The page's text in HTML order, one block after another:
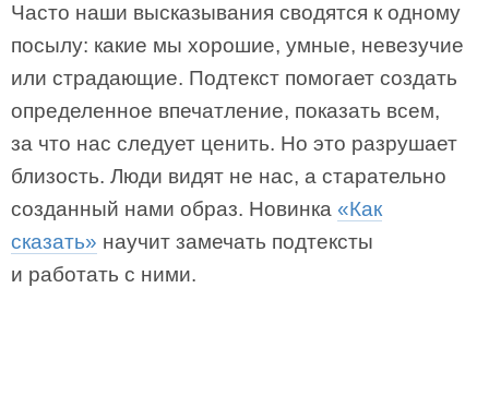
Часто наши высказывания сводятся к одному
посылу: какие мы хорошие, умные, невезучие
или страдающие. Подтекст помогает создать
определенное впечатление, показать всем,
за что нас следует ценить. Но это разрушает
близость. Люди видят не нас, а старательно
созданный нами образ. Новинка «Как
сказать» научит замечать подтексты
и работать с ними.